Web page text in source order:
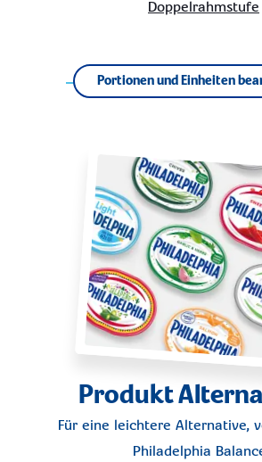
Doppelrahmstufe
Portionen und Einheiten
Produkt
Für eine leichtere Alternative,
Philadelphia